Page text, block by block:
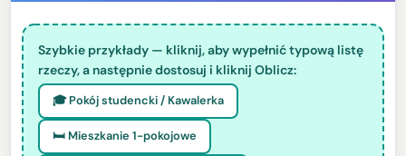
Szybkie przykłady — kliknij, aby wypełnić typową listę
rzeczy, a następnie dostosuj i kliknij Oblicz:
🎓 Pokój studencki / Kawalerka
🛏️ Mieszkanie 1-pokojowe